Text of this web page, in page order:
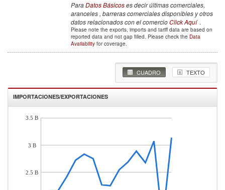
ParaDatos Básicoses decir últimas comerciales,
aranceles , barreras comerciales disponibles y otros
datos relacionados con el comercioClick Aquí .
Please note the exports, imports and tariff data are based on
reported data and not gap filled. Please check the Data
Availability for coverage.
CUADRO TEXTO
IMPORTACIONES/EXPORTACIONES
3.5 B
3 B
2.5 B